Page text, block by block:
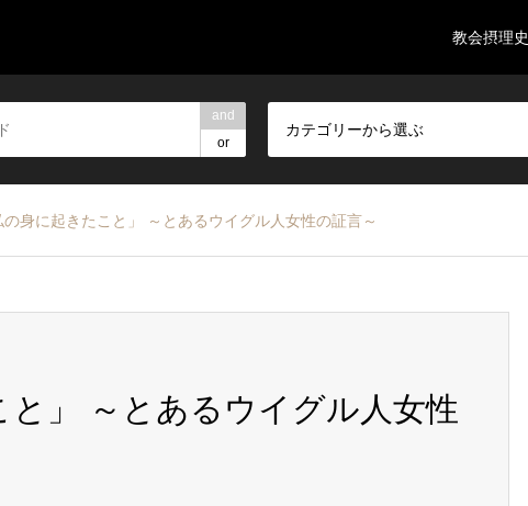
教会摂理史
and
or
カテゴリーから選ぶ
の身に起きたこと」 ～とあるウイグル人女性の証言～
」 ～とあるウイグル人女性